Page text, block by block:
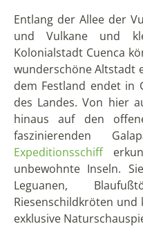
Entlang der Allee der
und Vulkane und
Kolonialstadt Cuenca
wunderschöne Altstadt
dem Festland endet in
des Landes. Von hier
hinaus auf den
faszinierenden
Expeditionsschiff
unbewohnte Inseln.
Leguanen,
Riesenschildkröten
exklusive